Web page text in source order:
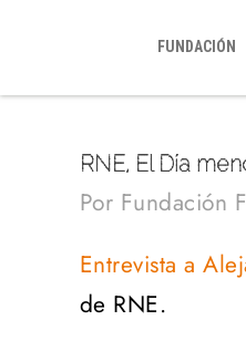
FUNDACIÓN
RNE, El Día
Por Fundación
Entrevista a
de RNE.